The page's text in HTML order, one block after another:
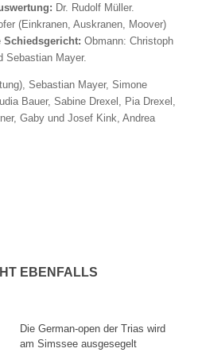
Dr. Rudolf Müller.
(Einkranen, Auskranen, Moover)
Schiedsgericht: Obmann: Christoph
Sebastian Mayer.
Sebastian Mayer, Simone
Bauer, Sabine Drexel, Pia Drexel,
Gaby und Josef Kink, Andrea
EBENFALLS
Die German-open der Trias wird
am Simssee ausgesegelt